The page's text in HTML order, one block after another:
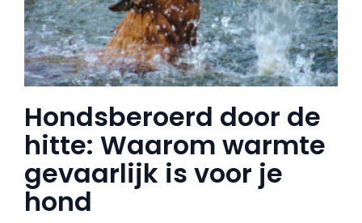
Hondsberoerd door de
hitte: Waarom warmte
gevaarlijk is voor je
hond